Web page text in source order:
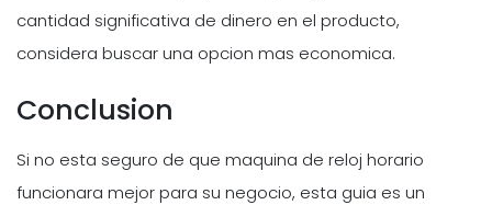
cantidad significativa de dinero en el producto,
considera buscar una opcion mas economica.
Conclusion
Si no esta seguro de que maquina de reloj horario
funcionara mejor para su negocio, esta guia es un